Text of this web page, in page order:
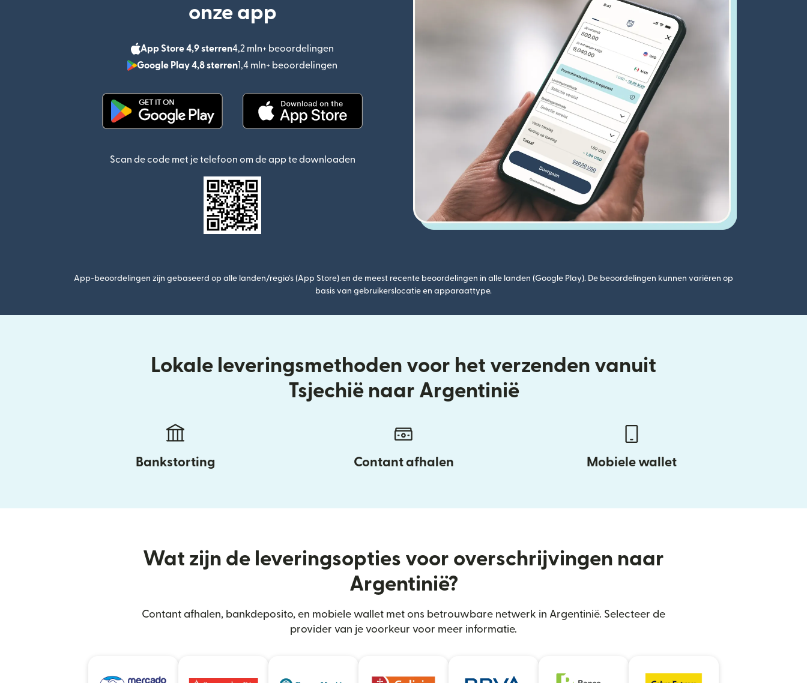
onze app
App Store 4,9 sterren4,2 mln+ beoordelingen
Google Play 4,8 sterren1,4 mln+ beoordelingen
Scan de code met je telefoon om de app te downloaden
App-beoordelingen zijn gebaseerd op alle landen/regio's (App Store) en de meest recente beoordelingen in alle landen (Google Play). De beoordelingen kunnen variëren op
basis van gebruikerslocatie en apparaattype.
Lokale leveringsmethoden voor het verzenden vanuit
Tsjechië naar Argentinië
Bankstorting Contant afhalen Mobiele wallet
Wat zijn de leveringsopties voor overschrijvingen naar
Argentinië?
Contant afhalen, bankdeposito, en mobiele wallet met ons betrouwbare netwerk in Argentinië. Selecteer de
provider van je voorkeur voor meer informatie.